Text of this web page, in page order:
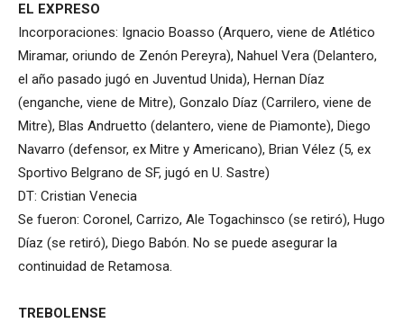
EL EXPRESO
Incorporaciones: Ignacio Boasso (Arquero, viene de Atlético
Miramar, oriundo de Zenón Pereyra), Nahuel Vera (Delantero,
el año pasado jugó en Juventud Unida), Hernan Díaz
(enganche, viene de Mitre), Gonzalo Díaz (Carrilero, viene de
Mitre), Blas Andruetto (delantero, viene de Piamonte), Diego
Navarro (defensor, ex Mitre y Americano), Brian Vélez (5, ex
Sportivo Belgrano de SF, jugó en U. Sastre)
DT: Cristian Venecia
Se fueron: Coronel, Carrizo, Ale Togachinsco (se retiró), Hugo
Díaz (se retiró), Diego Babón. No se puede asegurar la
continuidad de Retamosa.
TREBOLENSE